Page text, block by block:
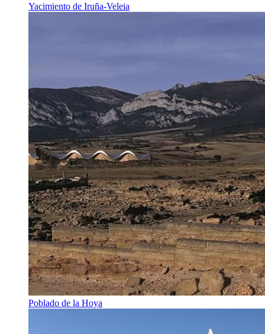
Yacimiento de Iruña-Veleia
Poblado de la Hoya